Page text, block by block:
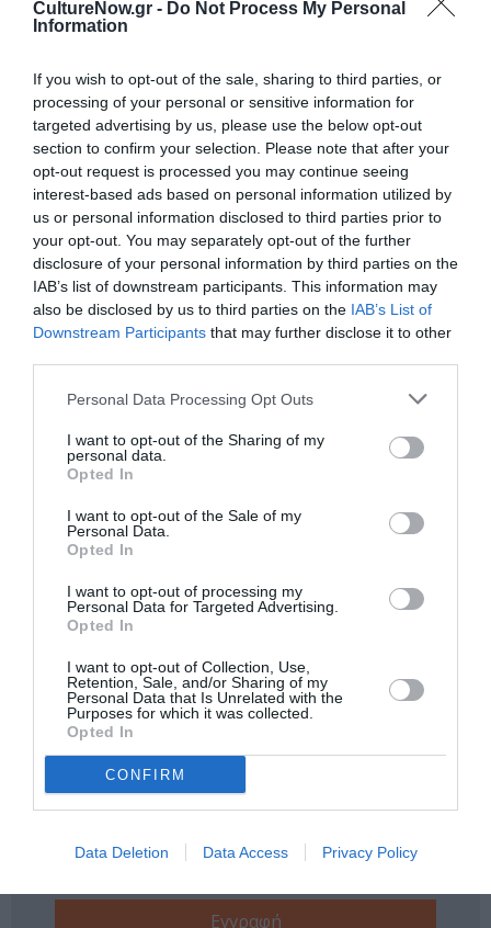
CultureNow.gr - Do Not Process My Personal
Information
If you wish to opt-out of the sale, sharing to third parties, or
processing of your personal or sensitive information for
targeted advertising by us, please use the below opt-out
section to confirm your selection. Please note that after your
opt-out request is processed you may continue seeing
interest-based ads based on personal information utilized by
us or personal information disclosed to third parties prior to
your opt-out. You may separately opt-out of the further
disclosure of your personal information by third parties on the
IAB’s list of downstream participants. This information may
also be disclosed by us to third parties on the IAB’s List of
Downstream Participants that may further disclose it to other
Personal Data Processing Opt Outs
I want to opt-out of the Sharing of my
personal data.
Opted In
I want to opt-out of the Sale of my
Personal Data.
Opted In
I want to opt-out of processing my
Personal Data for Targeted Advertising.
Opted In
I want to opt-out of Collection, Use,
Retention, Sale, and/or Sharing of my
Personal Data that Is Unrelated with the
Purposes for which it was collected.
Opted In
CONFIRM
Data Deletion Data Access Privacy Policy
Πέμπτη, Παρασκευή στις 20:00
Πειραιώς 260 - ΧΩΡΟΣ Δ, Ταύρος
Πειραιώς 260
Eισιτήρια:
από 5€
Πληροφορίες / Κρατήσεις:
aefestival.gr
μάθετε πρώτοι όλες τις ειδήσεις
Δείτε όλα τατελευταία νέαγια την Τέχνη και τον
Πολιτισμό στο
Νέοι Διαγωνισμοί
Tags
ΔΡΑΜΑ - ΚΟΙΝΩΝΙΚΟ - ΣΥΓΧΡΟΝΟ
ΘΕΑΤΡΙΚΕΣ ΠΑΡΑΣΤΑΣΕΙΣ 2023 - 2024
ΚΑΛΟΚΑΙΡΙΝΑ ΦΕΣΤΙΒΑΛ
ΦΕΣΤΙΒΑΛ ΑΘΗΝΩΝ ΚΑΙ ΕΠΙΔΑΥΡΟΥ
Newsletter
Κάθε βδομάδα στο e-mail σας τα τελευταία νέα για